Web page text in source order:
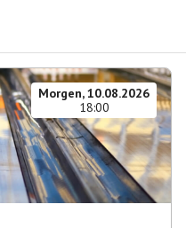
Morgen, 10.08.2026
18:00